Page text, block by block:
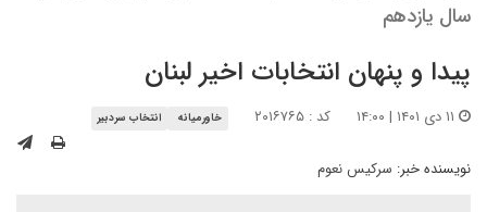
سال یازدهم
پیدا و پنهان انتخابات اخیر لبنان
کد : ۲۰۱۶۷۶۵ خاورمیانه انتخاب سردبیر
نویسنده خبر: سرکیس نعوم